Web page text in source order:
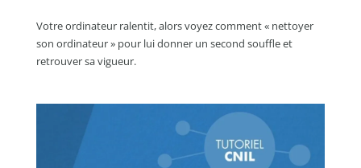
Votre ordinateur ralentit, alors voyez comment « nettoyer
son ordinateur » pour lui donner un second souffle et
retrouver sa vigueur.